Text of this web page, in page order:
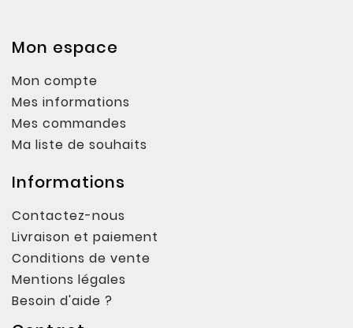
Mon espace
Mon compte
Mes informations
Mes commandes
Ma liste de souhaits
Informations
Contactez-nous
Livraison et paiement
Conditions de vente
Mentions légales
Besoin d'aide ?